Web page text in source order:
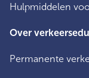
Hulpmiddelen
Over
Permanente